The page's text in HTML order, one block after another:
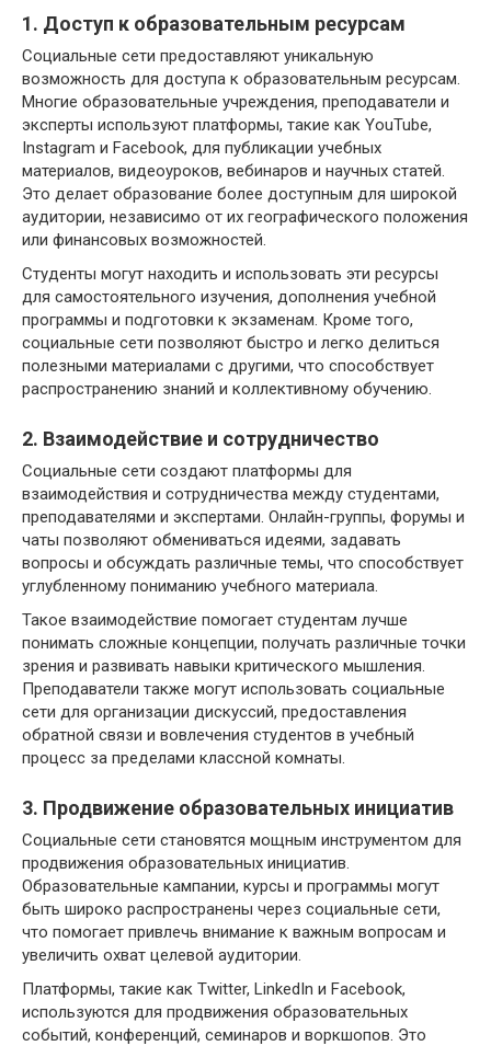
1. Доступ к образовательным ресурсам
Социальные сети предоставляют уникальную
возможность для доступа к образовательным ресурсам.
Многие образовательные учреждения, преподаватели и
эксперты используют платформы, такие как YouTube,
Instagram и Facebook, для публикации учебных
материалов, видеоуроков, вебинаров и научных статей.
Это делает образование более доступным для широкой
аудитории, независимо от их географического положения
или финансовых возможностей.
Студенты могут находить и использовать эти ресурсы
для самостоятельного изучения, дополнения учебной
программы и подготовки к экзаменам. Кроме того,
социальные сети позволяют быстро и легко делиться
полезными материалами с другими, что способствует
распространению знаний и коллективному обучению.
2. Взаимодействие и сотрудничество
Социальные сети создают платформы для
взаимодействия и сотрудничества между студентами,
преподавателями и экспертами. Онлайн-группы, форумы и
чаты позволяют обмениваться идеями, задавать
вопросы и обсуждать различные темы, что способствует
углубленному пониманию учебного материала.
Такое взаимодействие помогает студентам лучше
понимать сложные концепции, получать различные точки
зрения и развивать навыки критического мышления.
Преподаватели также могут использовать социальные
сети для организации дискуссий, предоставления
обратной связи и вовлечения студентов в учебный
процесс за пределами классной комнаты.
3. Продвижение образовательных инициатив
Социальные сети становятся мощным инструментом для
продвижения образовательных инициатив.
Образовательные кампании, курсы и программы могут
быть широко распространены через социальные сети,
что помогает привлечь внимание к важным вопросам и
увеличить охват целевой аудитории.
Платформы, такие как Twitter, LinkedIn и Facebook,
используются для продвижения образовательных
событий, конференций, семинаров и воркшопов. Это